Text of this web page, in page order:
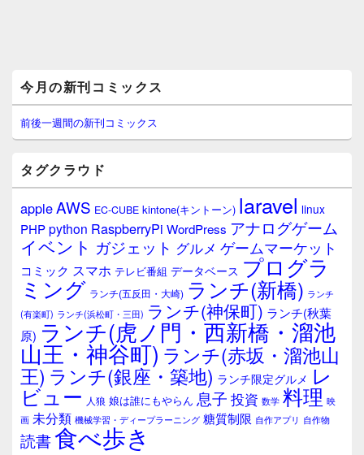
イ
ン
サ
イ
ウ
ィ
ジ
ェ
ア
今月の新刊コミックス
前後一週間の新刊コミックス
タグクラウド
appleAWS EC-CUBE kintone(キントーン) laravel linux
PHPpython RaspberryPi WordPress アナログゲーム
イベント ガジェット グルメ ゲームマーケット
コミック スマホ テレビ番組 データベース プログラ
ミング ランチ(五反田・大崎) ランチ(新橋) ランチ
(有楽町) ランチ(浜松町・三田) ランチ(神保町) ランチ(秋葉
原) ランチ(虎ノ門・西新橋・溜池
山王・神谷町) ランチ(赤坂・溜池山
王) ランチ(銀座・築地) ランチ限定グルメ レ
ビュー 人狼 娘は誰にもやらん 息子 投資 数学 料理 映
画 未分類 機械学習・ディープラーニング 糖質制限 自作アプリ 自作物
読書食べ歩き